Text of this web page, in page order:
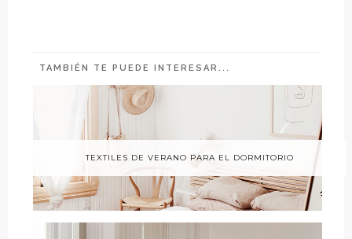
TAMBIÉN TE PUEDE INTERESAR...
TEXTILES DE VERANO PARA EL DORMITORIO